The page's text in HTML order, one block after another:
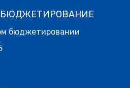
бюджетировании